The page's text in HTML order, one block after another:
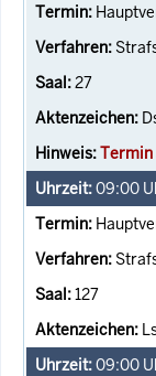
27
Termin
09:00
127
09:00